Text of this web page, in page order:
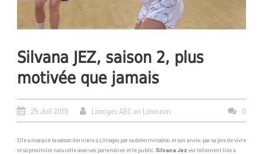
Silvana JEZ, saison 2, plus
motivée que jamais
25 Juil 2019 Limoges ABC en Limousin 0
Elle a marqué la saison dernière à Limoges par sa détermination et son envie, par sa joie de vivre
et sa proximité naturelle avec ses partenaires et le public. Silvana Jez est tellement liée à